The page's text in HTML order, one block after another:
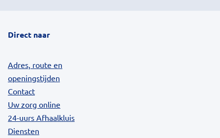
Direct naar
Adres, route en
openingstijden
Contact
Uw zorg online
24-uurs Afhaalkluis
Diensten